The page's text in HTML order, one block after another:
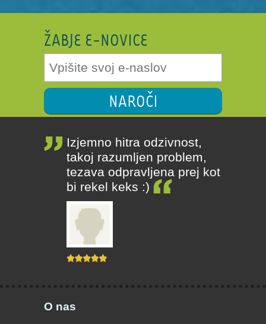
ŽABJE E-NOVICE
NAROČI
Izjemno hitra odzivnost,
takoj razumljen problem,
tezava odpravljena prej kot
bi rekel keks :)
O nas